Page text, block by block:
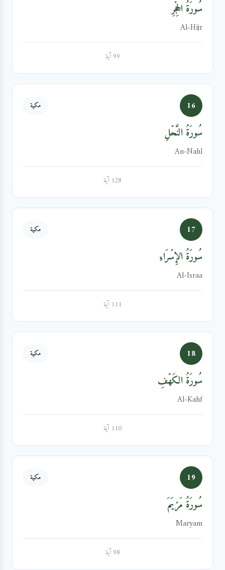
سُورَةُ الحِجۡرِ
Al-Hijr
99 آية
16 مكية
سُورَةُ النَّحۡلِ
An-Nahl
128 آية
17 مكية
سُورَةُ الإِسۡرَاءِ
Al-Israa
111 آية
18 مكية
سُورَةُ الكَهۡفِ
Al-Kahf
110 آية
19 مكية
سُورَةُ مَرۡيَمَ
Maryam
98 آية